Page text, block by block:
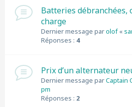
Batteries débranchées,
charge
Dernier message parolof«
Réponses : 4
Prix d’un alternateur
Dernier message parCaptain
pm
Réponses : 2